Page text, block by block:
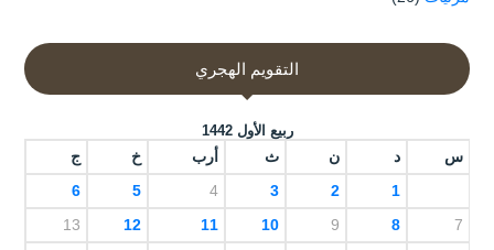
التقويم الهجري
ربيع الأول 1442
س د ن ث أرب خ ج
1
2
3
4
5
6
7
8
9
10
11
12
13